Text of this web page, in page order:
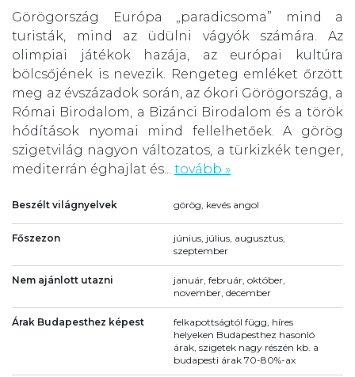
Görögország Európa „paradicsoma” mind a
turisták, mind az üdülni vágyók számára. Az
olimpiai játékok hazája, az európai kultúra
bölcsőjének is nevezik. Rengeteg emléket őrzött
meg az évszázadok során, az ókori Görögország, a
Római Birodalom, a Bizánci Birodalom és a török
hódítások nyomai mind fellelhetőek. A görög
szigetvilág nagyon változatos, a türkizkék tenger,
mediterrán éghajlat és... tovább »
Beszélt világnyelvek görög, kevés angol
Főszezon
június, július, augusztus,
szeptember
Nem ajánlott utazni
január, február, október,
november, december
Árak Budapesthez képest
felkapottságtól függ, híres
helyeken Budapesthez hasonló
árak, szigetek nagy részén kb. a
budapesti árak 70-80%-ax